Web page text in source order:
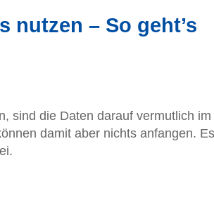
nutzen – So geht’s
sind die Daten darauf vermutlich im
damit aber nichts anfangen. Es